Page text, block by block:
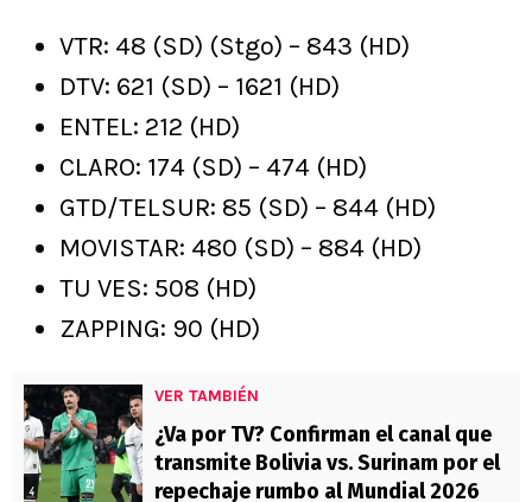
VTR: 48 (SD) (Stgo) – 843 (HD)
DTV: 621 (SD) – 1621 (HD)
ENTEL: 212 (HD)
CLARO: 174 (SD) – 474 (HD)
GTD/TELSUR: 85 (SD) – 844 (HD)
MOVISTAR: 480 (SD) – 884 (HD)
TU VES: 508 (HD)
ZAPPING: 90 (HD)
VER TAMBIÉN
¿Va por TV? Confirman el canal que
transmite Bolivia vs. Surinam por el
repechaje rumbo al Mundial 2026